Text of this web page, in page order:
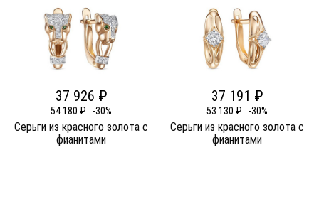
37 926 ₽
54 180 ₽ -30%
Серьги из красного золота c
фианитами
37 191 ₽
53 130 ₽ -30%
Серьги из красного золота c
фианитами